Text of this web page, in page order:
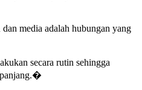
media adalah hubungan yang
secara rutin sehingga
panjang.�